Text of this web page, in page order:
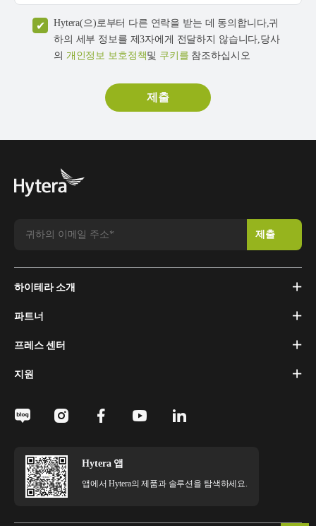
Hytera(으)로부터 다른 연락을 받는 데 동의합니다,귀
하의 세부 정보를 제3자에게 전달하지 않습니다,당사
의 개인정보 보호정책및 쿠키를 참조하십시오
하이테라 소개
파트너
프레스 센터
지원
Hytera 앱
앱에서 Hytera의 제품과 솔루션을 탐색하세요.